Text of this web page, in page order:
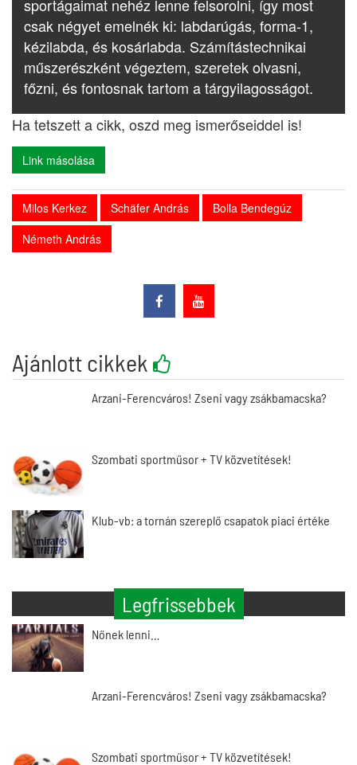
sportágaimat nehéz lenne felsorolni, így most
csak négyet emelnék ki: labdarúgás, forma-1,
kézilabda, és kosárlabda. Számítástechnikai
műszerészként végeztem, szeretek olvasni,
főzni, és fontosnak tartom a tárgyilagosságot.
Ha tetszett a cikk, oszd meg ismerőseiddel is!
Link másolása
Milos Kerkez Schäfer András
Bolla Bendegúz
Németh András
Ajánlott cikkek
Arzani-Ferencváros! Zseni vagy zsákbamacska?
Szombati sportműsor + TV közvetítések!
Klub-vb: a tornán szereplő csapatok piaci értéke
Legfrissebbek
Nőnek lenni…
Arzani-Ferencváros! Zseni vagy zsákbamacska?
Szombati sportműsor + TV közvetítések!